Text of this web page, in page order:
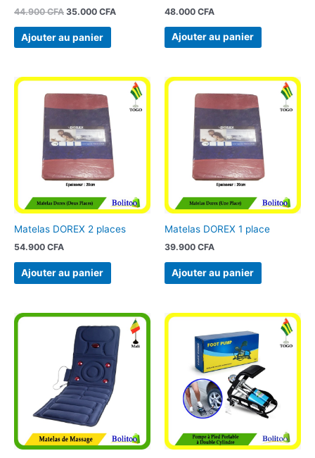
44.900CFA 35.000 CFA
Ajouter au panier
48.000 CFA
Ajouter au panier
Matelas DOREX 2 places
54.900 CFA
Ajouter au panier
Matelas DOREX 1 place
39.900 CFA
Ajouter au panier